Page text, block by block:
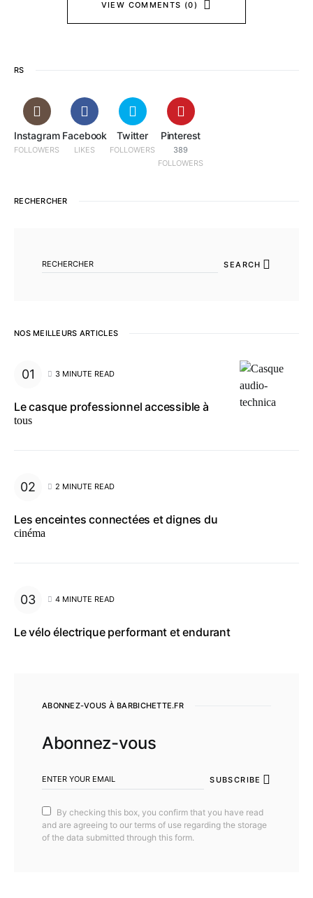
VIEW COMMENTS (0)
RS
Instagram
FOLLOWERS
Facebook
LIKES
Twitter
FOLLOWERS
Pinterest
389
FOLLOWERS
RECHERCHER
SEARCH
NOS MEILLEURS ARTICLES
3 MINUTE READ
Le casque professionnel accessible à
tous
2 MINUTE READ
Les enceintes connectées et dignes du
cinéma
4 MINUTE READ
Le vélo électrique performant et endurant
ABONNEZ-VOUS À BARBICHETTE.FR
Abonnez-vous
SUBSCRIBE
By checking this box, you confirm that you have read
and are agreeing to our terms of use regarding the storage
of the data submitted through this form.